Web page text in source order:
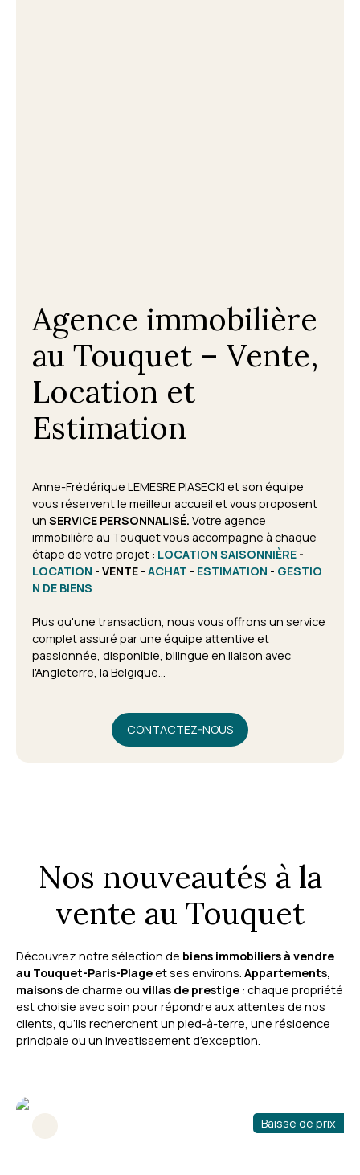
Agence immobilière
au Touquet – Vente,
Location et
Estimation
Anne-Frédérique LEMESRE PIASECKI et son équipe
vous réservent le meilleur accueil et vous proposent
un SERVICE PERSONNALISÉ. Votre agence
immobilière au Touquet vous accompagne à chaque
étape de votre projet : LOCATION SAISONNIÈRE -
LOCATION - VENTE - ACHAT - ESTIMATION - GESTIO
N DE BIENS
Plus qu'une transaction, nous vous offrons un service
complet assuré par une équipe attentive et
passionnée, disponible, bilingue en liaison avec
l'Angleterre, la Belgique...
CONTACTEZ-NOUS
Nos nouveautés à la
vente au Touquet
Découvrez notre sélection de biens immobiliers à vendre
au Touquet-Paris-Plageet ses environs. Appartements,
maisonsde charme ou villas de prestige : chaque propriété
est choisie avec soin pour répondre aux attentes de nos
clients, qu’ils recherchent un pied-à-terre, une résidence
principale ou un investissement d’exception.
Baisse de prix